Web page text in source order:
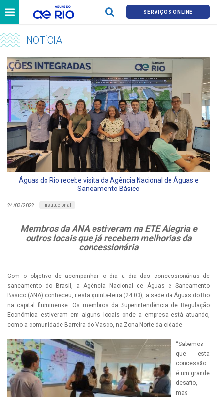
SERVIÇOS ONLINE
NOTÍCIA
Águas do Rio recebe visita da Agência Nacional de Águas e
Saneamento Básico
24/03/2022 Institucional
Membros da ANA estiveram na ETE Alegria e
outros locais que já recebem melhorias da
concessionária
Com o objetivo de acompanhar o dia a dia das concessionárias de
saneamento do Brasil, a Agência Nacional de Águas e Saneamento
Básico (ANA) conheceu, nesta quinta-feira (24.03), a sede da Águas do Rio
na capital fluminense. Os membros da Superintendência de Regulação
Econômica estiveram em alguns locais onde a empresa está atuando,
como a comunidade Barreira do Vasco, na Zona Norte da cidade
“Sabemos
que esta
concessão
é um grande
desafio,
mas